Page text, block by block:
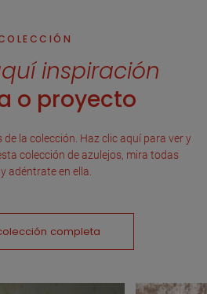
inspiración
o proyecto
la colección. Haz clic aquí para ver y
colección de azulejos, mira todas
adéntrate en ella.
completa